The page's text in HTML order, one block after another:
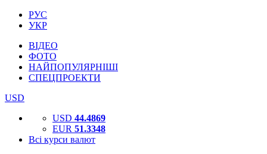
РУС
УКР
ВІДЕО
ФОТО
НАЙПОПУЛЯРНІШІ
СПЕЦПРОЕКТИ
USD
USD 44.4869
EUR 51.3348
Всі курси валют